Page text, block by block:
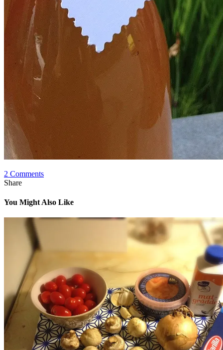
2 Comments
Share
You Might Also Like